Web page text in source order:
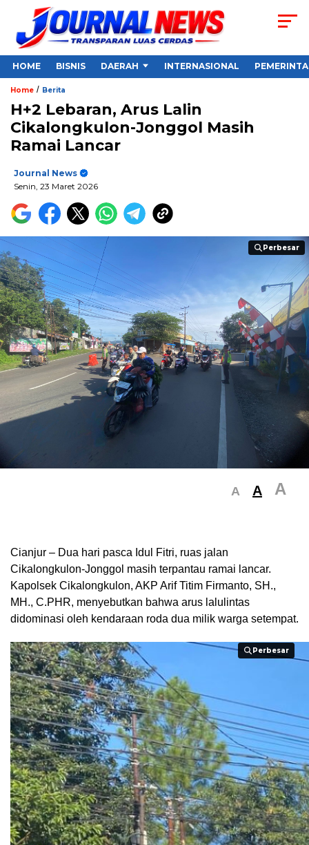
HOME BISNIS DAERAH INTERNASIONAL
Home / Berita
H+2 Lebaran, Arus Lalin
Cikalongkulon-Jonggol Masih
Ramai Lancar
Journal News
Senin, 23 Maret 2026
Perbesar
Perbesar
A A A
Cianjur – Dua hari pasca Idul Fitri, ruas jalan
Cikalongkulon-Jonggol masih terpantau ramai lancar.
Kapolsek Cikalongkulon, AKP Arif Titim Firmanto, SH.,
MH., C.PHR, menyebutkan bahwa arus lalulintas
didominasi oleh kendaraan roda dua milik warga setempat.
Perbesar
Perbesar